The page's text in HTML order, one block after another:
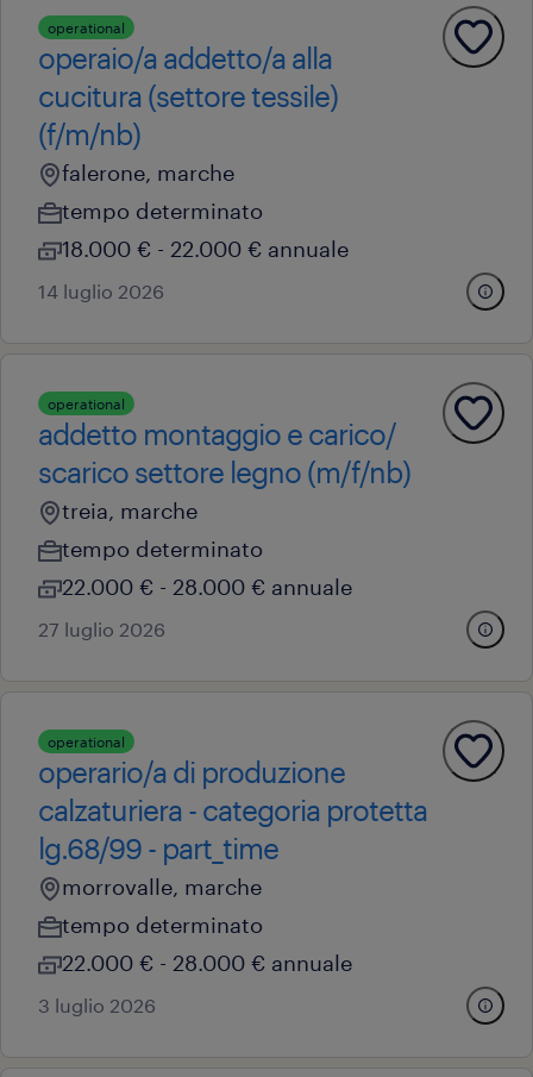
operational
operaio/a addetto/a alla
cucitura (settore tessile)
(f/m/nb)
falerone, marche
tempo determinato
18.000 € - 22.000 € annuale
14 luglio 2026
operational
addetto montaggio e carico/
scarico settore legno (m/f/nb)
treia, marche
tempo determinato
22.000 € - 28.000 € annuale
27 luglio 2026
operational
operario/a di produzione
calzaturiera - categoria protetta
lg.68/99 - part_time
morrovalle, marche
tempo determinato
22.000 € - 28.000 € annuale
3 luglio 2026